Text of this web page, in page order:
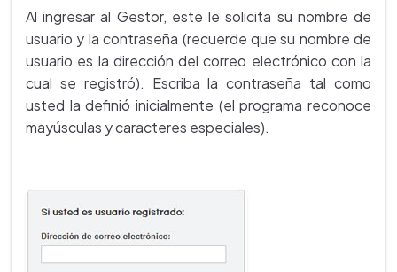
Al ingresar al Gestor, este le solicita su nombre de
usuario y la contraseña (recuerde que su nombre de
usuario es la dirección del correo electrónico con la
cual se registró). Escriba la contraseña tal como
usted la definió inicialmente (el programa reconoce
mayúsculas y caracteres especiales).